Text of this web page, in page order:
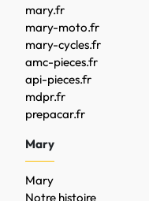
mary.fr
mary-moto.fr
mary-cycles.fr
amc-pieces.fr
api-pieces.fr
mdpr.fr
prepacar.fr
Mary
Mary
Notre histoire